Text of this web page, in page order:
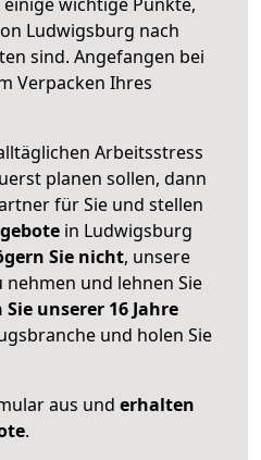
Ludwigsburg nach
sind. Angefangen bei
Verpacken Ihres
Arbeitsstress
planen sollen, dann
für Sie und stellen
in Ludwigsburg
Sie nicht, unsere
und lehnen Sie
unserer 16 Jahre
und holen Sie
aus und erhalten
.